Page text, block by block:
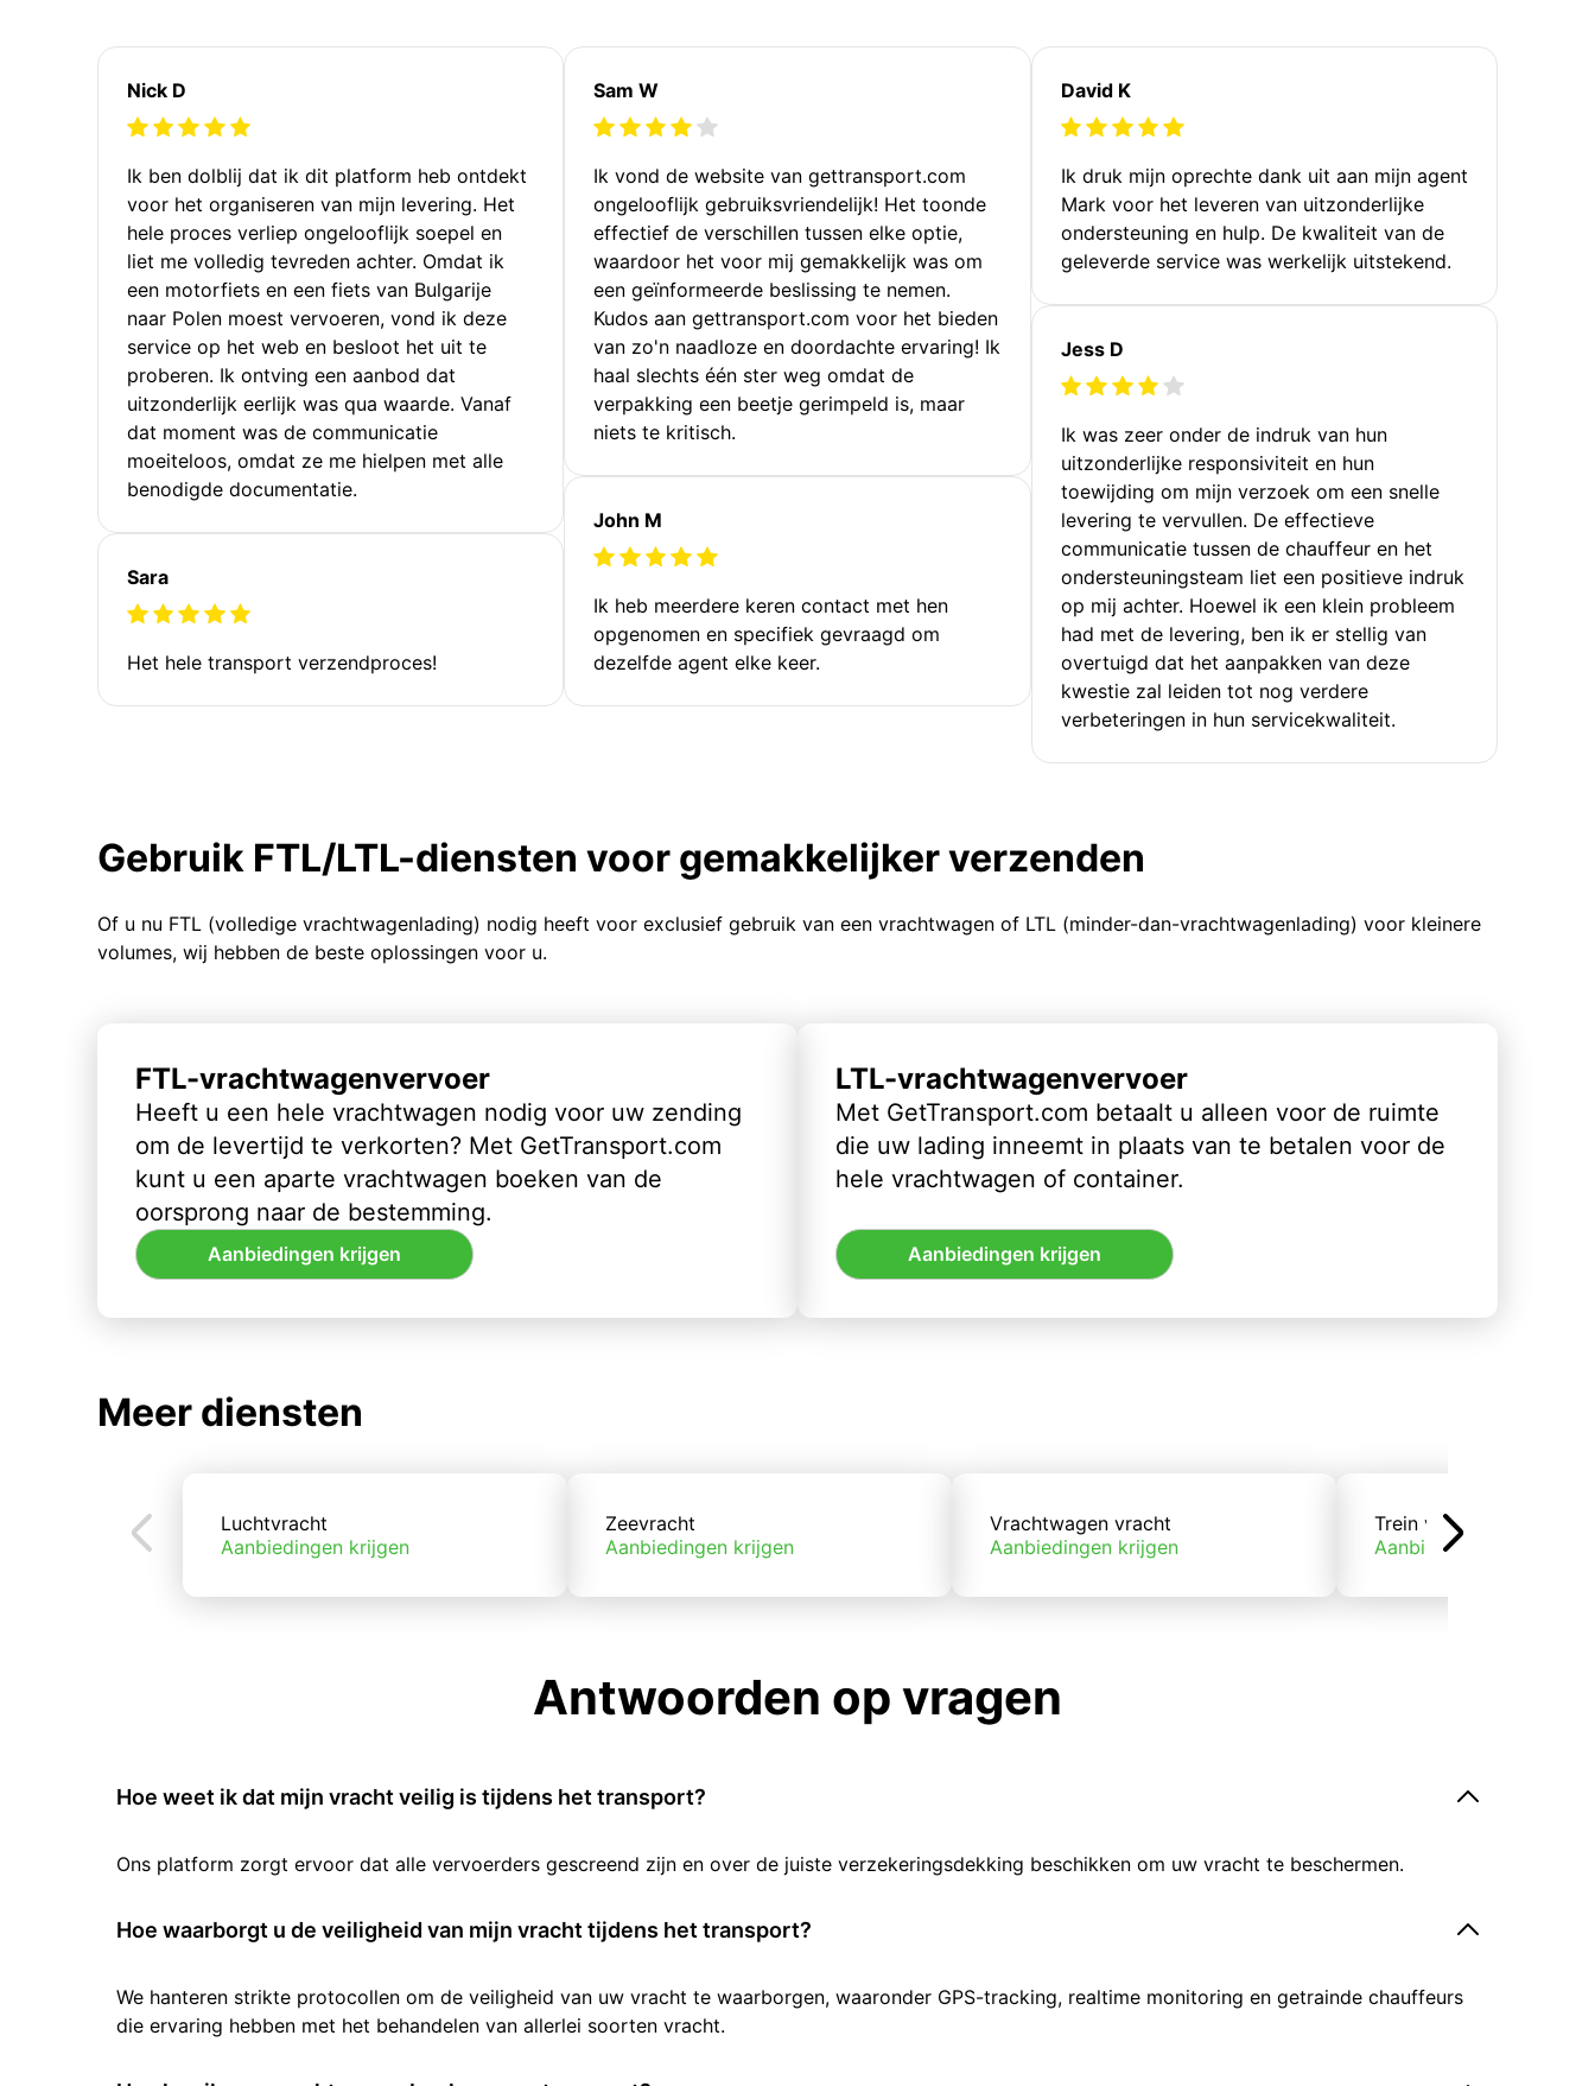
Nick D
Ik ben dolblij dat ik dit platform heb ontdekt
voor het organiseren van mijn levering. Het
hele proces verliep ongelooflijk soepel en
liet me volledig tevreden achter. Omdat ik
een motorfiets en een fiets van Bulgarije
naar Polen moest vervoeren, vond ik deze
service op het web en besloot het uit te
proberen. Ik ontving een aanbod dat
uitzonderlijk eerlijk was qua waarde. Vanaf
dat moment was de communicatie
moeiteloos, omdat ze me hielpen met alle
benodigde documentatie.
Sara
Het hele transport verzendproces!
Sam W
Ik vond de website van gettransport.com
ongelooflijk gebruiksvriendelijk! Het toonde
effectief de verschillen tussen elke optie,
waardoor het voor mij gemakkelijk was om
een geïnformeerde beslissing te nemen.
Kudos aan gettransport.com voor het bieden
van zo'n naadloze en doordachte ervaring! Ik
haal slechts één ster weg omdat de
verpakking een beetje gerimpeld is, maar
niets te kritisch.
John M
Ik heb meerdere keren contact met hen
opgenomen en specifiek gevraagd om
dezelfde agent elke keer.
David K
Ik druk mijn oprechte dank uit aan mijn agent
Mark voor het leveren van uitzonderlijke
ondersteuning en hulp. De kwaliteit van de
geleverde service was werkelijk uitstekend.
Jess D
Ik was zeer onder de indruk van hun
uitzonderlijke responsiviteit en hun
toewijding om mijn verzoek om een snelle
levering te vervullen. De effectieve
communicatie tussen de chauffeur en het
ondersteuningsteam liet een positieve indruk
op mij achter. Hoewel ik een klein probleem
had met de levering, ben ik er stellig van
overtuigd dat het aanpakken van deze
kwestie zal leiden tot nog verdere
verbeteringen in hun servicekwaliteit.
Gebruik FTL/LTL-diensten voor gemakkelijker verzenden
Of u nu FTL (volledige vrachtwagenlading) nodig heeft voor exclusief gebruik van een vrachtwagen of LTL (minder-dan-vrachtwagenlading) voor kleinere
volumes, wij hebben de beste oplossingen voor u.
FTL-vrachtwagenvervoer
Heeft u een hele vrachtwagen nodig voor uw zending
om de levertijd te verkorten? Met GetTransport.com
kunt u een aparte vrachtwagen boeken van de
oorsprong naar de bestemming.
Aanbiedingen krijgen
LTL-vrachtwagenvervoer
Met GetTransport.com betaalt u alleen voor de ruimte
die uw lading inneemt in plaats van te betalen voor de
hele vrachtwagen of container.
Aanbiedingen krijgen
Meer diensten
Luchtvracht
Aanbiedingen krijgen
Zeevracht
Aanbiedingen krijgen
Vrachtwagen vracht
Aanbiedingen krijgen
Trein vracht
Aanbiedingen krijgen
Antwoorden op vragen
Hoe weet ik dat mijn vracht veilig is tijdens het transport?
Ons platform zorgt ervoor dat alle vervoerders gescreend zijn en over de juiste verzekeringsdekking beschikken om uw vracht te beschermen.
Hoe waarborgt u de veiligheid van mijn vracht tijdens het transport?
We hanteren strikte protocollen om de veiligheid van uw vracht te waarborgen, waaronder GPS-tracking, realtime monitoring en getrainde chauffeurs
die ervaring hebben met het behandelen van allerlei soorten vracht.